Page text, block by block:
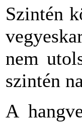
Szintén
nem
szintén
A